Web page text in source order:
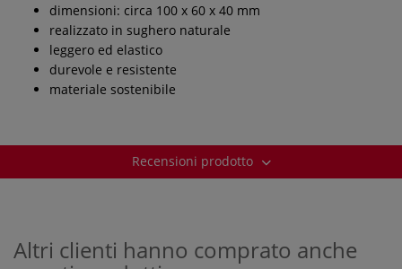
dimensioni: circa 100 x 60 x 40 mm
realizzato in sughero naturale
leggero ed elastico
durevole e resistente
materiale sostenibile
Recensioni prodotto
Altri clienti hanno comprato anche